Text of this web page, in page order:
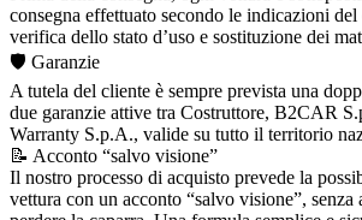
consegna effettuato secondo le indicazioni del
verifica dello stato d’uso e sostituzione dei
🛡️ Garanzie
A tutela del cliente è sempre prevista una
due garanzie attive tra Costruttore, B2CAR
Warranty S.p.A., valide su tutto il territorio
📝 Acconto “salvo visione”
Il nostro processo di acquisto prevede la
vettura con un acconto “salvo visione”, senza